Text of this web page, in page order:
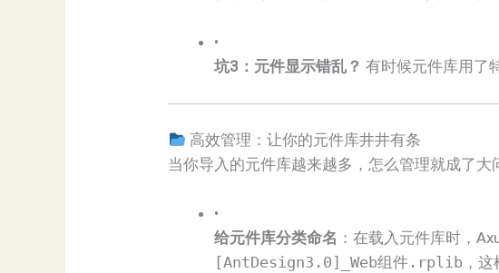
•
​坑3：元件显示错乱？​
有时候元件库用了
高效管理：让你的元件库井井有条
当你导入的元件库越来越多，怎么管理就成了
•
​给元件库分类命名​ ：在载入元件库时，
[AntDesign3.0]_Web组件.rplib ，